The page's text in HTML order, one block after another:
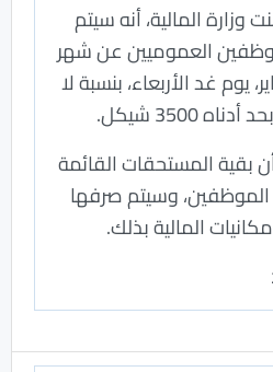
وزارة المالية، أنه سيتم
العموميين عن شهر
يوم غد الأربعاء، بنسبة لا
بقية المستحقات القائمة
وسيتم صرفها
المالية بذلك.